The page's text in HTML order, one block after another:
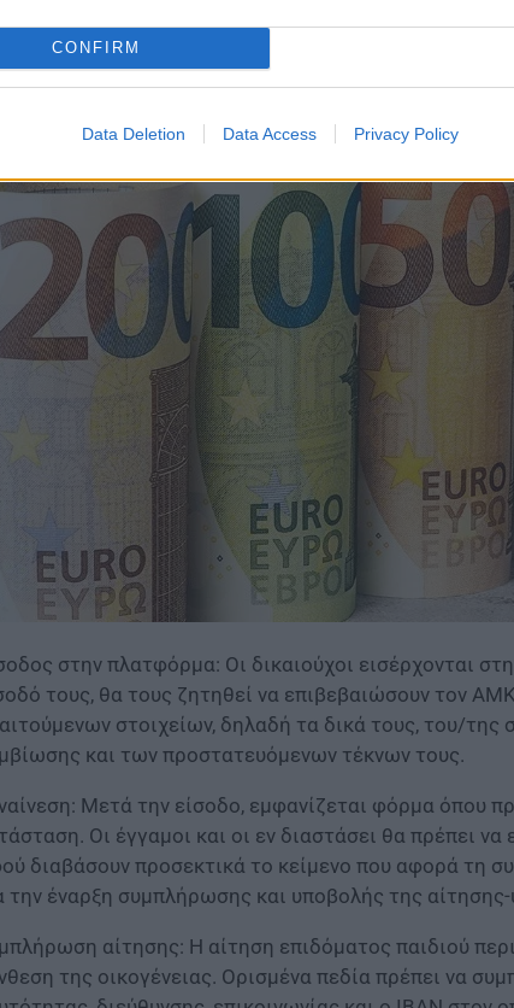
CONFIRM
Data Deletion Data Access Privacy Policy
ποσά, συνιστάται η υποβολή δήλωσης
Εγγραφές σε Δημοτικά και Νηπιαγωγεία:
στην πλατφόρμα: Οι δικαιούχοι εισέρχονται
τους, θα τους ζητηθεί να επιβεβαιώσουν τον
στοιχείων, δηλαδή τα δικά τους, του/
και των προστατευόμενων τέκνων τους.​
Μετά την είσοδο, εμφανίζεται φόρμα όπου
Οι έγγαμοι και οι εν διαστάσει θα πρέπει
διαβάσουν προσεκτικά το κείμενο που αφορά τη
την έναρξη συμπλήρωσης και υποβολής της
αίτησης: Η αίτηση επιδόματος παιδιού
της οικογένειας. Ορισμένα πεδία πρέπει να